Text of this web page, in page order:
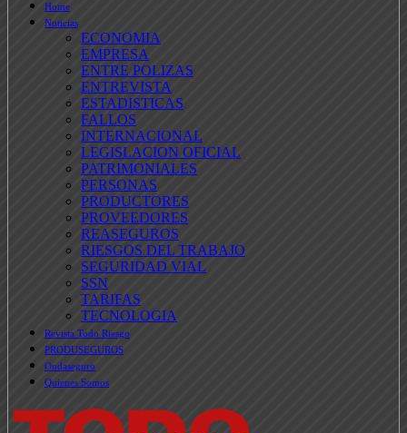
Home
Noticias
ECONOMIA
EMPRESA
ENTRE POLIZAS
ENTREVISTA
ESTADISTICAS
FALLOS
INTERNACIONAL
LEGISLACION OFICIAL
PATRIMONIALES
PERSONAS
PRODUCTORES
PROVEEDORES
REASEGUROS
RIESGOS DEL TRABAJO
SEGURIDAD VIAL
SSN
TARIFAS
TECNOLOGIA
Revista Todo Riesgo
PRODUSEGUROS
Ondaseguro
Quienes Somos